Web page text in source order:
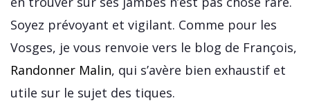
Soyez prévoyant et vigilant. Comme pour les
Vosges, je vous renvoie vers le blog de François,
Randonner Malin, qui s’avère bien exhaustif et
utile sur le sujet des tiques.